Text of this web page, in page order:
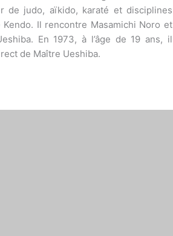
de judo, aïkido, karaté et disciplines
Il rencontre Masamichi Noro et
En 1973, à l’âge de 19 ans, il
de Maître Ueshiba.